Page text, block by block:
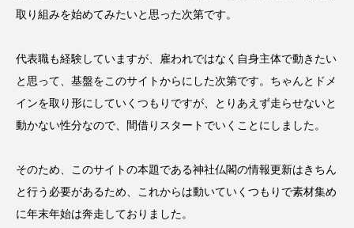
取り組みを始めてみたいと思った次第です。
代表職も経験していますが、雇われではなく自身主体で動きたい
と思って、基盤をこのサイトからにした次第です。ちゃんとドメ
インを取り形にしていくつもりですが、とりあえず走らせないと
動かない性分なので、間借りスタートでいくことにしました。
そのため、このサイトの本題である神社仏閣の情報更新はきちん
と行う必要があるため、これからは動いていくつもりで素材集め
に年末年始は奔走しておりました。